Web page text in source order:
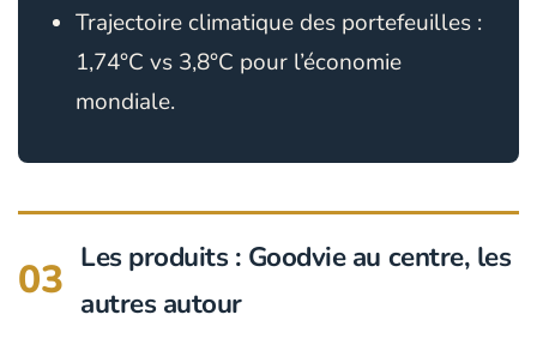
Trajectoire climatique des portefeuilles :
1,74°C vs 3,8°C pour l’économie
mondiale.
03 Les produits : Goodvie au centre, les
autres autour